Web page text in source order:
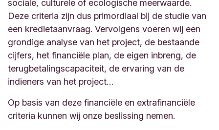
sociale, culturele of ecologische meerwaarde.
Deze criteria zijn dus primordiaal bij de studie van
een kredietaanvraag. Vervolgens voeren wij een
grondige analyse van het project, de bestaande
cijfers, het financiële plan, de eigen inbreng, de
terugbetalingscapaciteit, de ervaring van de
indieners van het project…
Op basis van deze financiële en extrafinanciële
criteria kunnen wij onze beslissing nemen.